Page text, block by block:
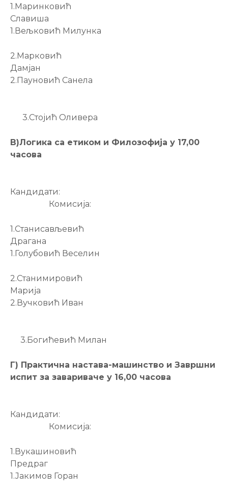
1.Маринковић
Славиша
1.Вељковић Милунка
2.Марковић
Дамјан
2.Пауновић Санела
3.Стојић Оливера
В)Логика са етиком и Филозофија у 17,00
часова
Кандидати:
Комисија:
1.Станисављевић
Драгана
1.Голубовић Веселин
2.Станимировић
Марија
2.Вучковић Иван
3.Богићевић Милан
Г) Практична настава-машинство и Завршни
испит за завариваче у 16,00 часова
Кандидати:
Комисија:
1.Вукашиновић
Предраг
1.Јакимов Горан